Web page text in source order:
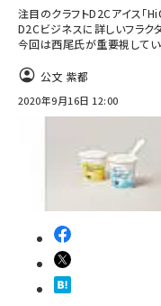
注目のクラフトD2Cアイス「
D2Cビジネスに詳しいフラク
今回は西尾氏が重要視してい
公文 紫都
2020年9月16日 12:00